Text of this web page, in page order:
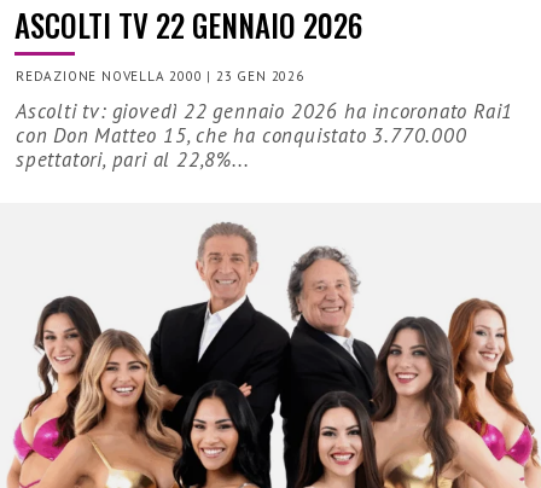
ASCOLTI TV 22 GENNAIO 2026
REDAZIONE NOVELLA 2000 | 23 GEN 2026
Ascolti tv: giovedì 22 gennaio 2026 ha incoronato Rai1
con Don Matteo 15, che ha conquistato 3.770.000
spettatori, pari al 22,8%...